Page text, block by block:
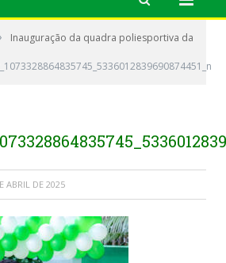
Inauguração da quadra poliesportiva da
ABRIL DE 2025